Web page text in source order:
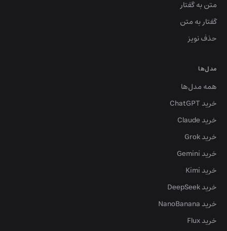
متن به گفتار
گفتار به متن
حذف نویز
مدل‌ها
همه مدل‌ها
خرید ChatGPT
خرید Claude
خرید Grok
خرید Gemini
خرید Kimi
خرید DeepSeek
خرید NanoBanana
خرید Flux